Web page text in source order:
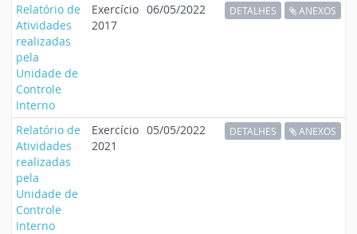
Relatório de
Atividades
realizadas
pela
Unidade de
Controle
Interno
Exercício
2017
06/05/2022 DETALHES ANEXOS
Relatório de
Atividades
realizadas
pela
Unidade de
Controle
Interno
Exercício
2021
05/05/2022 DETALHES ANEXOS